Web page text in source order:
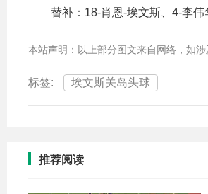
替补：18-肖恩-埃文斯、4-李
本站声明：以上部分图文来自网络，如
标签: 埃文斯关岛头球
推荐阅读